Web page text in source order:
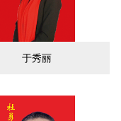
于秀丽